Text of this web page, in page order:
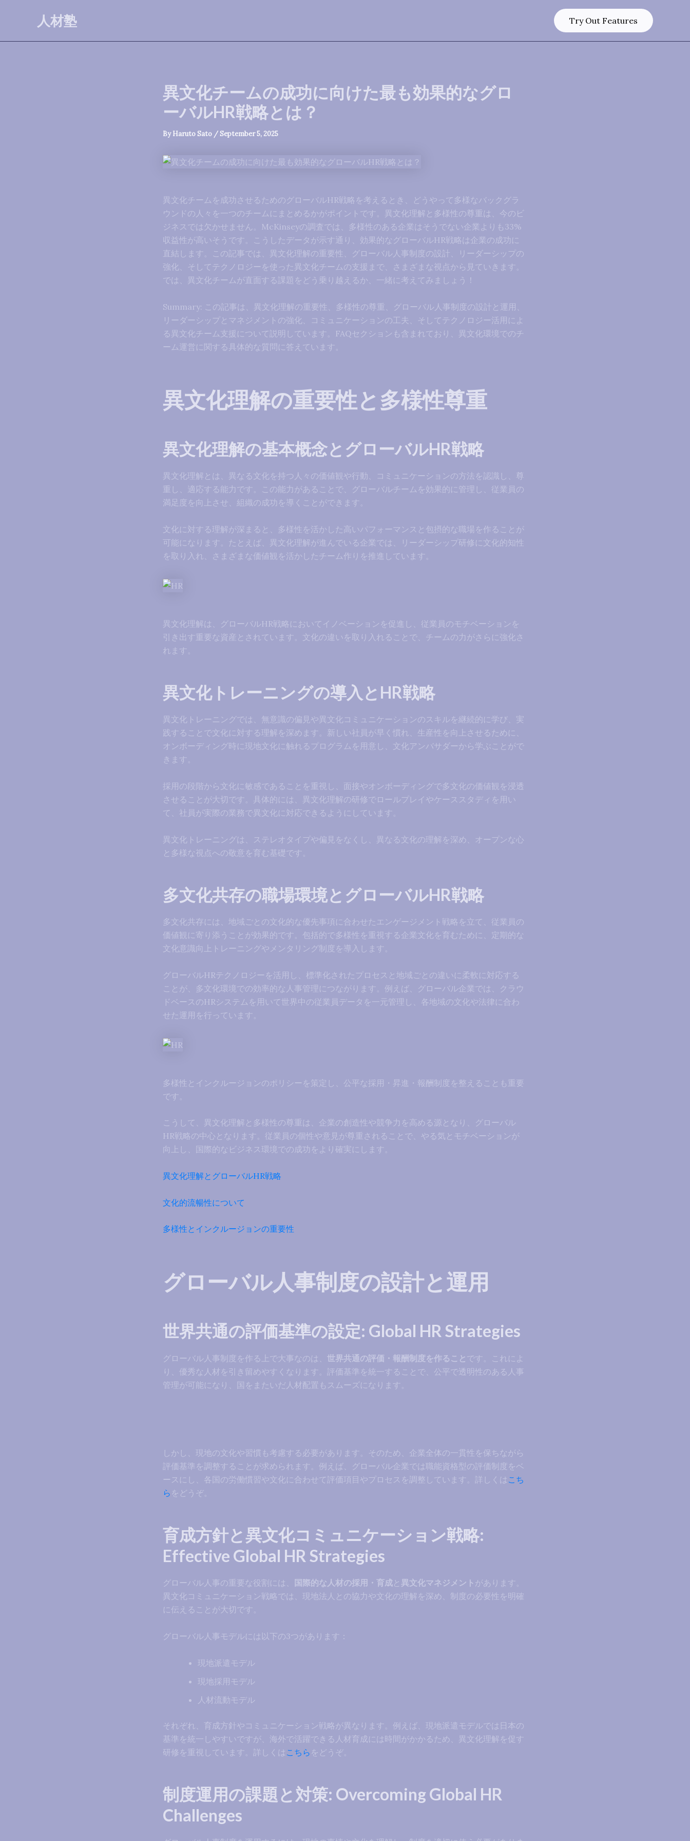
人材塾 Try Out Features
異文化チームの成功に向けた最も効果的なグロ
ーバルHR戦略とは？
ByHaruto Sato / September 5, 2025
異文化チームを成功させるためのグローバルHR戦略を考えるとき、どうやって多様なバックグラ
ウンドの人々を一つのチームにまとめるかがポイントです。異文化理解と多様性の尊重は、今のビ
ジネスでは欠かせません。McKinseyの調査では、多様性のある企業はそうでない企業よりも33%
収益性が高いそうです。こうしたデータが示す通り、効果的なグローバルHR戦略は企業の成功に
直結します。この記事では、異文化理解の重要性、グローバル人事制度の設計、リーダーシップの
強化、そしてテクノロジーを使った異文化チームの支援まで、さまざまな視点から見ていきます。
では、異文化チームが直面する課題をどう乗り越えるか、一緒に考えてみましょう！
Summary: この記事は、異文化理解の重要性、多様性の尊重、グローバル人事制度の設計と運用、
リーダーシップとマネジメントの強化、コミュニケーションの工夫、そしてテクノロジー活用によ
る異文化チーム支援について説明しています。FAQセクションも含まれており、異文化環境でのチ
ーム運営に関する具体的な質問に答えています。
異文化理解の重要性と多様性尊重
異文化理解の基本概念とグローバルHR戦略
異文化理解とは、異なる文化を持つ人々の価値観や行動、コミュニケーションの方法を認識し、尊
重し、適応する能力です。この能力があることで、グローバルチームを効果的に管理し、従業員の
満足度を向上させ、組織の成功を導くことができます。
文化に対する理解が深まると、多様性を活かした高いパフォーマンスと包摂的な職場を作ることが
可能になります。たとえば、異文化理解が進んでいる企業では、リーダーシップ研修に文化的知性
を取り入れ、さまざまな価値観を活かしたチーム作りを推進しています。
異文化理解は、グローバルHR戦略においてイノベーションを促進し、従業員のモチベーションを
引き出す重要な資産とされています。文化の違いを取り入れることで、チームの力がさらに強化さ
れます。
異文化トレーニングの導入とHR戦略
異文化トレーニングでは、無意識の偏見や異文化コミュニケーションのスキルを継続的に学び、実
践することで文化に対する理解を深めます。新しい社員が早く慣れ、生産性を向上させるために、
オンボーディング時に現地文化に触れるプログラムを用意し、文化アンバサダーから学ぶことがで
きます。
採用の段階から文化に敏感であることを重視し、面接やオンボーディングで多文化の価値観を浸透
させることが大切です。具体的には、異文化理解の研修でロールプレイやケーススタディを用い
て、社員が実際の業務で異文化に対応できるようにしています。
異文化トレーニングは、ステレオタイプや偏見をなくし、異なる文化の理解を深め、オープンな心
と多様な視点への敬意を育む基礎です。
多文化共存の職場環境とグローバルHR戦略
多文化共存には、地域ごとの文化的な優先事項に合わせたエンゲージメント戦略を立て、従業員の
価値観に寄り添うことが効果的です。包括的で多様性を重視する企業文化を育むために、定期的な
文化意識向上トレーニングやメンタリング制度を導入します。
グローバルHRテクノロジーを活用し、標準化されたプロセスと地域ごとの違いに柔軟に対応する
ことが、多文化環境での効率的な人事管理につながります。例えば、グローバル企業では、クラウ
ドベースのHRシステムを用いて世界中の従業員データを一元管理し、各地域の文化や法律に合わ
せた運用を行っています。
多様性とインクルージョンのポリシーを策定し、公平な採用・昇進・報酬制度を整えることも重要
です。
こうして、異文化理解と多様性の尊重は、企業の創造性や競争力を高める源となり、グローバル
HR戦略の中心となります。従業員の個性や意見が尊重されることで、やる気とモチベーションが
向上し、国際的なビジネス環境での成功をより確実にします。
異文化理解とグローバルHR戦略
文化的流暢性について
多様性とインクルージョンの重要性
グローバル人事制度の設計と運用
世界共通の評価基準の設定: Global HR Strategies
グローバル人事制度を作る上で大事なのは、 世界共通の評価・報酬制度を作ること です。これによ
り、優秀な人材を引き留めやすくなります。評価基準を統一することで、公平で透明性のある人事
管理が可能になり、国をまたいだ人材配置もスムーズになります。
しかし、現地の文化や習慣も考慮する必要があります。そのため、企業全体の一貫性を保ちながら
評価基準を調整することが求められます。例えば、グローバル企業では職能資格型の評価制度をベ
ースにし、各国の労働慣習や文化に合わせて評価項目やプロセスを調整しています。詳しくは こち
ら をどうぞ。
育成方針と異文化コミュニケーション戦略:
Effective Global HR Strategies
グローバル人事の重要な役割には、 国際的な人材の採用・育成と 異文化マネジメント があります。
異文化コミュニケーション戦略では、現地法人との協力や文化の理解を深め、制度の必要性を明確
に伝えることが大切です。
グローバル人事モデルには以下の3つがあります：
現地派遣モデル
現地採用モデル
人材流動モデル
それぞれ、育成方針やコミュニケーション戦略が異なります。例えば、現地派遣モデルでは日本の
基準を統一しやすいですが、海外で活躍できる人材育成には時間がかかるため、異文化理解を促す
研修を重視しています。詳しくは こちら をどうぞ。
制度運用の課題と対策: Overcoming Global HR
Challenges